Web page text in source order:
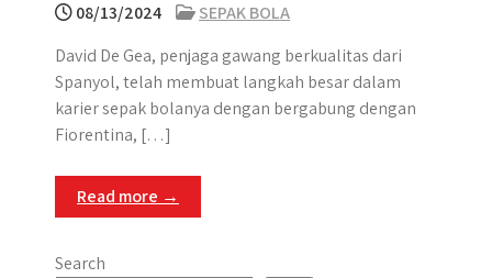
08/13/2024
SEPAK BOLA
David De Gea, penjaga gawang berkualitas dari
Spanyol, telah membuat langkah besar dalam
karier sepak bolanya dengan bergabung dengan
Fiorentina, […]
Read more →
Search